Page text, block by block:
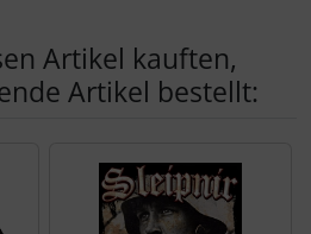
Artikel kauften,
Artikel bestellt: